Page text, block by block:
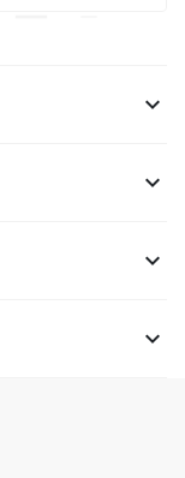



